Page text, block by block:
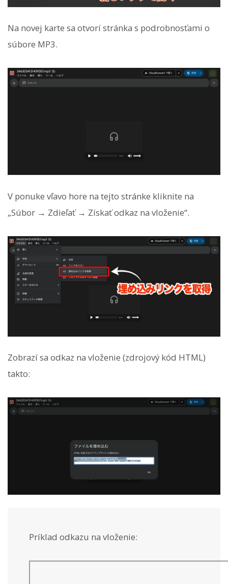
Na novej karte sa otvorí stránka s podrobnosťami o
súbore MP3.
V ponuke vľavo hore na tejto stránke kliknite na
„Súbor → Zdieľať → Získať odkaz na vloženie“.
Zobrazí sa odkaz na vloženie (zdrojový kód HTML)
takto:
Príklad odkazu na vloženie: